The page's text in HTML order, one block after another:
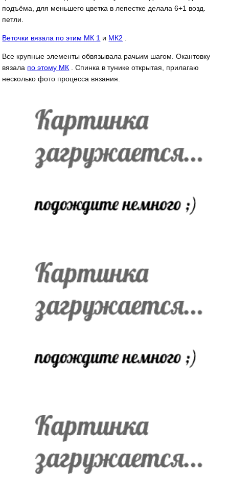
подъёма, для меньшего цветка в лепестке делала 6+1 возд.
петли.
Веточки вязала по этим МК 1 и МК2 .
Все крупные элементы обвязывала рачьим шагом. Окантовку
вязала по этому МК . Спинка в тунике открытая, прилагаю
несколько фото процесса вязания.